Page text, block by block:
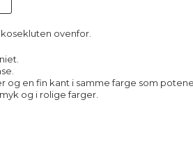
ovenfor.
en fin kant i samme farge som potene.
og i rolige farger.